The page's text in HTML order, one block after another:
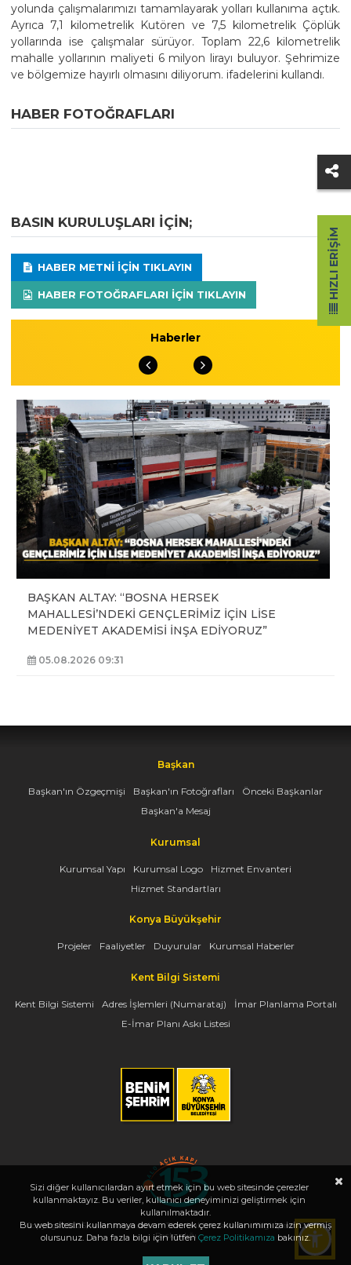
yolunda çalışmalarımızı tamamlayarak yolları kullanıma açtık.
Ayrıca 7,1 kilometrelik Kutören ve 7,5 kilometrelik Çöplük
yollarında ise çalışmalar sürüyor. Toplam 22,6 kilometrelik
mahalle yollarının maliyeti 6 milyon lirayı buluyor. Şehrimize
ve bölgemize hayırlı olmasını diliyorum. ifadelerini kullandı.
HABER FOTOĞRAFLARI
BASIN KURULUŞLARI IÇIN;
HABER METNI IÇIN TIKLAYIN
HABER FOTOĞRAFLARI IÇIN TIKLAYIN
Haberler
BAŞKAN ALTAY: “BOSNA HERSEK
MAHALLESİ’NDEKİ GENÇLERİMİZ İÇİN LİSE
MEDENİYET AKADEMİSİ İNŞA EDİYORUZ”
05.08.2026 09:31
Başkan
Başkan'ın Özgeçmişi Başkan'ın Fotoğrafları
Önceki Başkanlar
Başkan'a Mesaj
Kurumsal
Kurumsal Yapı Kurumsal Logo
Hizmet Envanteri
Hizmet Standartları
Konya Büyükşehir
Projeler Faaliyetler Duyurular Kurumsal Haberler
Kent Bilgi Sistemi
Kent Bilgi Sistemi Adres İşlemleri (Numarataj)
İmar Planlama Portalı
E-İmar Planı Askı Listesi
Copyright 2026, www.konya.bel.tr - Tüm Hakları Saklıdır - Bilgi İşlem Dairesi
Başkanlığı
HIZLI ERIŞIM
Sizi diğer kullanıcılardan ayırt etmek için bu web sitesinde çerezler
kullanmaktayız. Bu veriler, kullanıcı deneyiminizi geliştirmek için
kullanılmaktadır.
Bu web sitesini kullanmaya devam ederek çerez kullanımımıza izin vermiş
olursunuz. Daha fazla bilgi için lütfen Çerez Politikamıza bakınız.